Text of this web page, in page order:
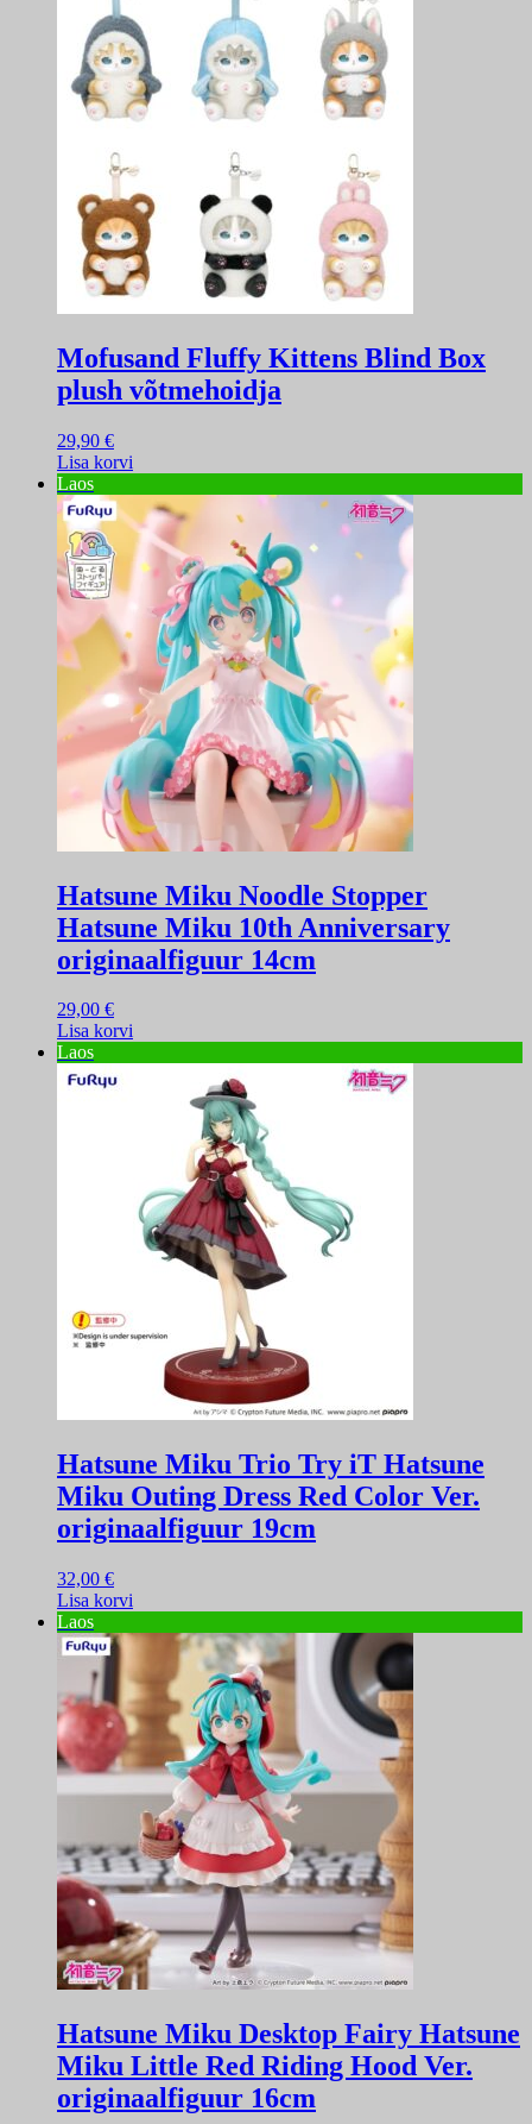
Mofusand Fluffy Kittens Blind Box
plush võtmehoidja
29,90 €
Lisa korvi
Laos
Hatsune Miku Noodle Stopper
Hatsune Miku 10th Anniversary
originaalfiguur 14cm
29,00 €
Lisa korvi
Laos
Hatsune Miku Trio Try iT Hatsune
Miku Outing Dress Red Color Ver.
originaalfiguur 19cm
32,00 €
Lisa korvi
Laos
Hatsune Miku Desktop Fairy Hatsune
Miku Little Red Riding Hood Ver.
originaalfiguur 16cm